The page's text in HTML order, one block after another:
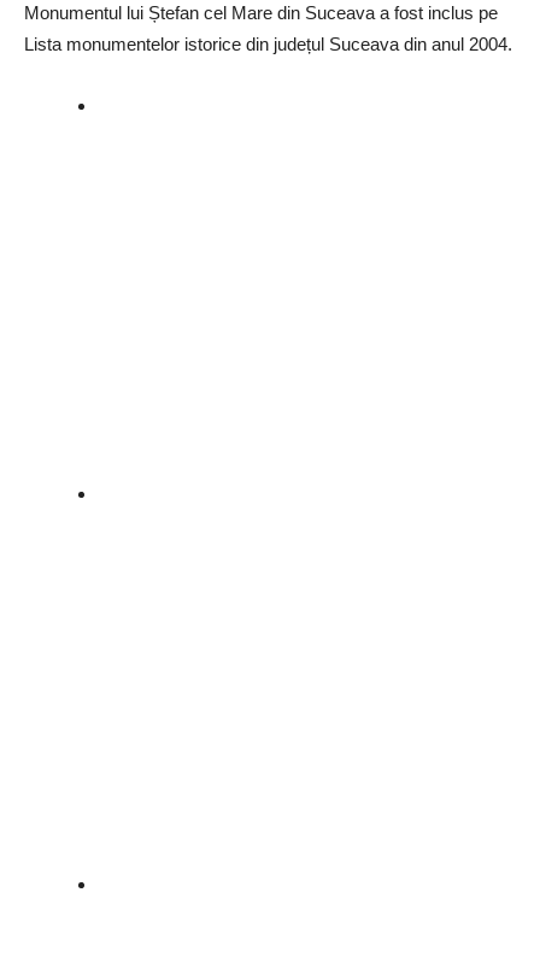
Monumentul lui Ștefan cel Mare din Suceava a fost inclus pe
Lista monumentelor istorice din județul Suceava din anul 2004.